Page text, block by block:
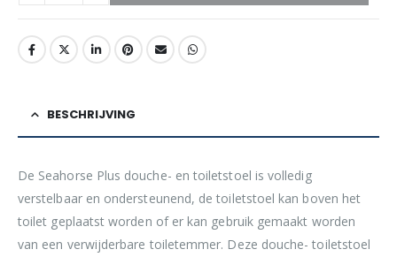
BESCHRIJVING
De Seahorse Plus douche- en toiletstoel is volledig
verstelbaar en ondersteunend, de toiletstoel kan boven het
toilet geplaatst worden of er kan gebruik gemaakt worden
van een verwijderbare toiletemmer. Deze douche- toiletstoel